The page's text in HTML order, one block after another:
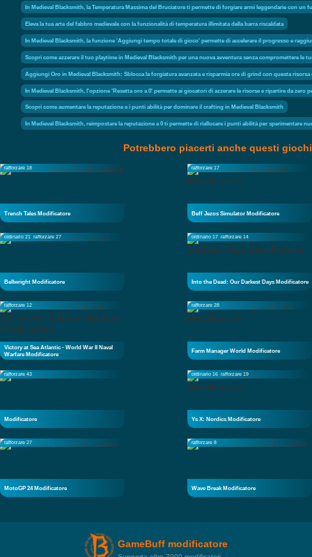
In Medieval Blacksmith, la Temperatura Massima del Bruciatore ti permette di forgiare armi leggendarie con
Eleva la tua arte del fabbro medievale con la funzionalità di temperatura illimitata della barra riscaldata
In Medieval Blacksmith, la funzione 'Aggiungi tempo totale di gioco' permette di accelerare il progresso e
Scopri come azzerare il tuo playtime in Medieval Blacksmith per una nuova avventura senza compromettere le
Aggiungi Oro in Medieval Blacksmith: Sblocca la forgiatura avanzata e risparmia ore di grind con questa risorsa
In Medieval Blacksmith, l'opzione 'Resetta oro a 0' permette ai giocatori di azzerare le risorse e ripartire da zero
Scopri come aumentare la reputazione e i punti abilità per dominare il crafting in Medieval Blacksmith
In Medieval Blacksmith, reimpostare la reputazione a 0 ti permette di riallocare i punti abilità per sperimentare
Potrebbero piacerti anche questi giochi
rafforzare 18
Trench Tales Modificatore
rafforzare 17
Beff Jezos Simulator Modificatore
ordinario 21 rafforzare 27
Bellwright Modificatore
ordinario 17 rafforzare 14
Into the Dead: Our Darkest Days Modificatore
rafforzare 12
Victory at Sea Atlantic - World War II Naval
Warfare Modificatore
rafforzare 28
Farm Manager World Modificatore
rafforzare 43
Modificatore
ordinario 16 rafforzare 19
Ys X: Nordics Modificatore
rafforzare 27
MotoGP 24 Modificatore
rafforzare 8
Wave Break Modificatore
GameBuff modificatore